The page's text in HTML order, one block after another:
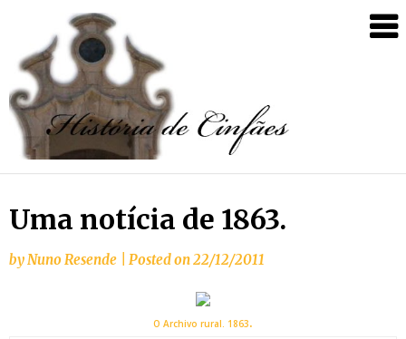
Uma notícia de 1863.
byNuno Resende Posted on22/12/2011
O Archivo rural. 1863.